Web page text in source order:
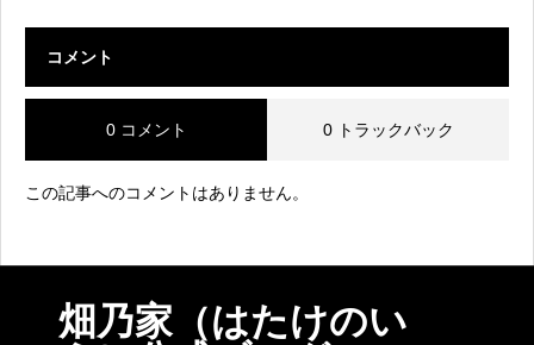
コメント
0 コメント 0 トラックバック
この記事へのコメントはありません。
畑乃家（はたけのい